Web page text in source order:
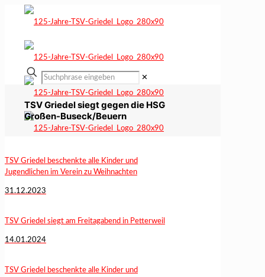
✕
TSV Griedel siegt gegen die HSG
Großen-Buseck/Beuern
TSV Griedel beschenkte alle Kinder und
Jugendlichen im Verein zu Weihnachten
31.12.2023
TSV Griedel siegt am Freitagabend in Petterweil
14.01.2024
TSV Griedel beschenkte alle Kinder und